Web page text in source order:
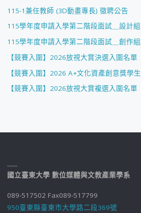
115-1兼任教師 (3D動畫專長) 徵聘公告
115學年度申請入學第二階段面試＿設計
115學年度申請入學第二階段面試＿創作
【競賽入圍】2026放視大賞決選入圍名單
【競賽入圍】2026 A+文化資產創意獎學
【競賽入圍】2026放視大賞複選入圍名單
國立臺東大學 數位媒體與文教產業學系
089-517502 Fax089-517799
950臺東縣臺東市大學路二段369號